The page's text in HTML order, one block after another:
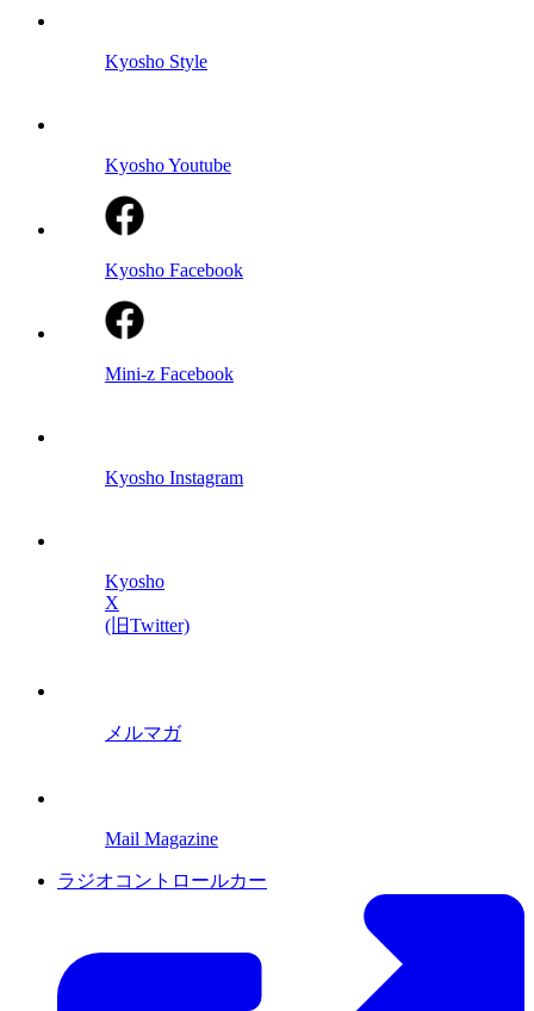
Kyosho Style
Kyosho Youtube
Kyosho Facebook
Mini-z Facebook
Kyosho Instagram
Kyosho
X
(旧Twitter)
メルマガ
Mail Magazine
ラジオコントロールカー